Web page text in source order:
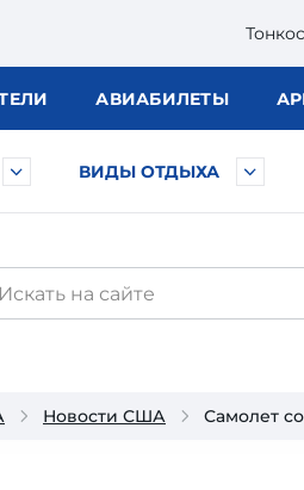
АВИАБИЛЕТЫ
ВИДЫ ОТДЫХА
Новости США Самолет